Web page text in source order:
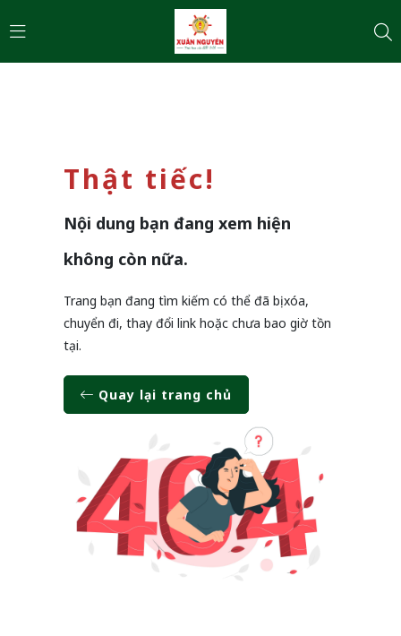
Thật tiếc!
Nội dung bạn đang xem hiện
không còn nữa.
Trang bạn đang tìm kiếm có thể đã bị xóa,
chuyển đi, thay đổi link hoặc chưa bao giờ tồn
tại.
Quay lại trang chủ